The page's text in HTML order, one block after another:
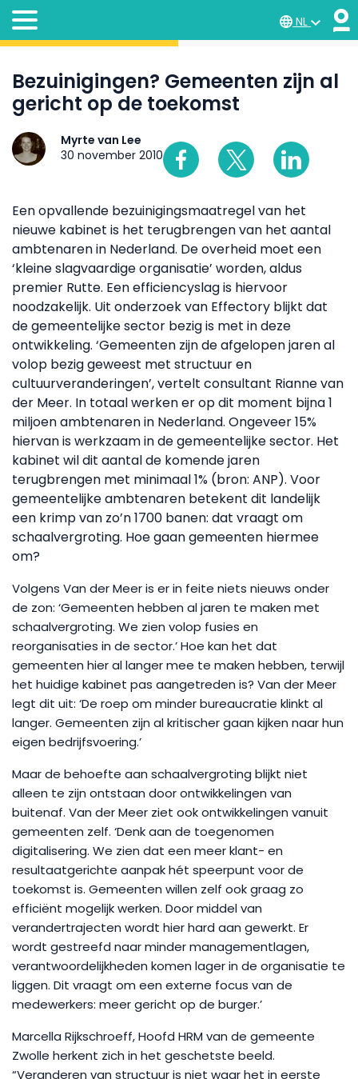
NL
Bezuinigingen? Gemeenten zijn al
gericht op de toekomst
Myrte van Lee
30 november 2010
Een opvallende bezuinigingsmaatregel van het
nieuwe kabinet is het terugbrengen van het aantal
ambtenaren in Nederland. De overheid moet een
‘kleine slagvaardige organisatie’ worden, aldus
premier Rutte. Een efficiencyslag is hiervoor
noodzakelijk. Uit onderzoek van Effectory blijkt dat
de gemeentelijke sector bezig is met in deze
ontwikkeling. ‘Gemeenten zijn de afgelopen jaren al
volop bezig geweest met structuur en
cultuurveranderingen’, vertelt consultant Rianne van
der Meer. In totaal werken er op dit moment bijna 1
miljoen ambtenaren in Nederland. Ongeveer 15%
hiervan is werkzaam in de gemeentelijke sector. Het
kabinet wil dit aantal de komende jaren
terugbrengen met minimaal 1% (bron: ANP). Voor
gemeentelijke ambtenaren betekent dit landelijk
een krimp van zo’n 1700 banen: dat vraagt om
schaalvergroting. Hoe gaan gemeenten hiermee
om?
Volgens Van der Meer is er in feite niets nieuws onder
de zon: ‘Gemeenten hebben al jaren te maken met
schaalvergroting. We zien volop fusies en
reorganisaties in de sector.’ Hoe kan het dat
gemeenten hier al langer mee te maken hebben, terwijl
het huidige kabinet pas aangetreden is? Van der Meer
legt dit uit: ‘De roep om minder bureaucratie klinkt al
langer. Gemeenten zijn al kritischer gaan kijken naar hun
eigen bedrijfsvoering.’
Maar de behoefte aan schaalvergroting blijkt niet
alleen te zijn ontstaan door ontwikkelingen van
buitenaf. Van der Meer ziet ook ontwikkelingen vanuit
gemeenten zelf. ‘Denk aan de toegenomen
digitalisering. We zien dat een meer klant- en
resultaatgerichte aanpak hét speerpunt voor de
toekomst is. Gemeenten willen zelf ook graag zo
efficiënt mogelijk werken. Door middel van
verandertrajecten wordt hier hard aan gewerkt. Er
wordt gestreefd naar minder managementlagen,
verantwoordelijkheden komen lager in de organisatie te
liggen. Dit vraagt om een externe focus van de
medewerkers: meer gericht op de burger.’
Marcella Rijkschroeff, Hoofd HRM van de gemeente
Zwolle herkent zich in het geschetste beeld.
“Veranderen van structuur is niet waar het in eerste